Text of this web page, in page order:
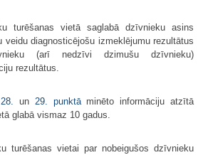
turēšanas vietā saglabā dzīvnieku asins
veidu diagnosticējošu izmeklējumu rezultātus
(arī nedzīvi dzimušu dzīvnieku)
rezultātus.
28.un 29. punktāminēto informāciju atzītā
glabā vismaz 10 gadus.
turēšanas vietai par nobeigušos dzīvnieku